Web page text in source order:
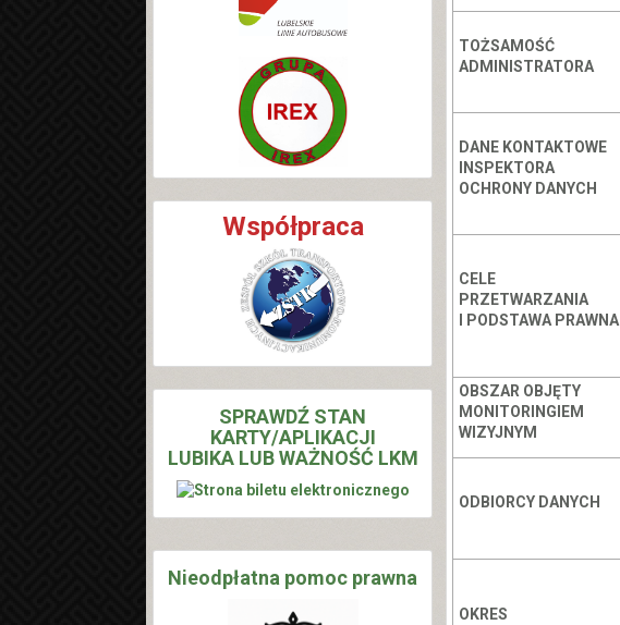
Współpraca
SPRAWDŹ STAN
KARTY/APLIKACJI
LUBIKA LUB WAŻNOŚĆ LKM
Nieodpłatna pomoc prawna
TOŻSAMOŚĆ
ADMINISTRATORA
DANE KONTAKTOWE
INSPEKTORA
OCHRONY DANYCH
CELE
PRZETWARZANIA
I PODSTAWA PRAWNA
OBSZAR OBJĘTY
MONITORINGIEM
WIZYJNYM
ODBIORCY DANYCH
OKRES